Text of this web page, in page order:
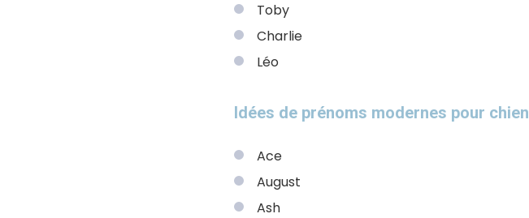
Toby
Charlie
Léo
Idées de prénoms modernes pour chien
Ace
August
Ash